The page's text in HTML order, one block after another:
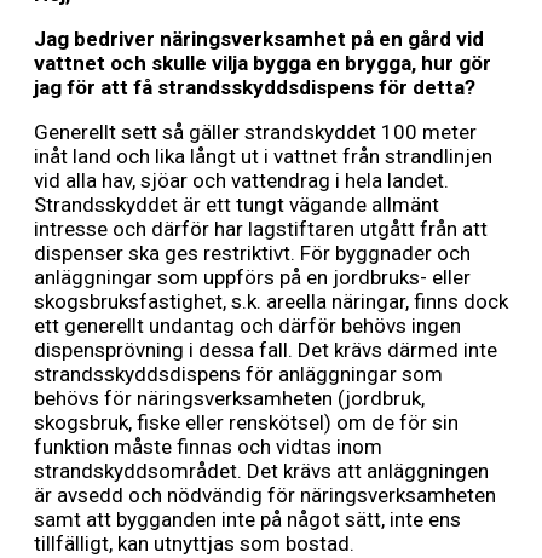
Jag bedriver näringsverksamhet på en gård vid
vattnet och skulle vilja bygga en brygga, hur gör
jag för att få strandsskyddsdispens för detta?
Generellt sett så gäller strandskyddet 100 meter
inåt land och lika långt ut i vattnet från strandlinjen
vid alla hav, sjöar och vattendrag i hela landet.
Strandsskyddet är ett tungt vägande allmänt
intresse och därför har lagstiftaren utgått från att
dispenser ska ges restriktivt. För byggnader och
anläggningar som uppförs på en jordbruks- eller
skogsbruksfastighet, s.k. areella näringar, finns dock
ett generellt undantag och därför behövs ingen
dispensprövning i dessa fall. Det krävs därmed inte
strandsskyddsdispens för anläggningar som
behövs för näringsverksamheten (jordbruk,
skogsbruk, fiske eller renskötsel) om de för sin
funktion måste finnas och vidtas inom
strandskyddsområdet. Det krävs att anläggningen
är avsedd och nödvändig för näringsverksamheten
samt att bygganden inte på något sätt, inte ens
tillfälligt, kan utnyttjas som bostad.